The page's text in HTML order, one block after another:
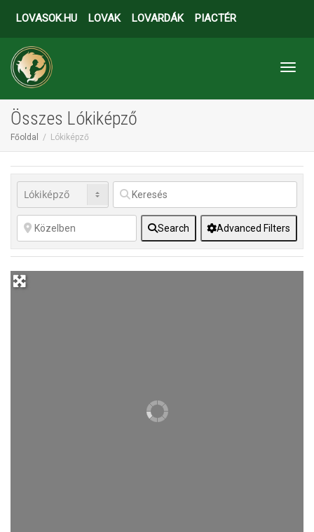
LOVASOK.HU LOVAK LOVARDÁK PIACTÉR
Összes Lókiképző
Főoldal Lókiképző
Search Advanced Filters